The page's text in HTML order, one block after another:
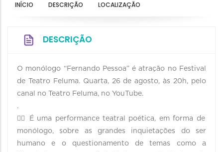
INÍCIO DESCRIÇÃO LOCALIZAÇÃO
DESCRIÇÃO
O monólogo “Fernando Pessoa” é atração no Festival
de Teatro Feluma. Quarta, 26 de agosto, às 20h, pelo
canal no Teatro Feluma, no YouTube.
.
👉🏻 É uma performance teatral poética, em forma de
monólogo, sobre as grandes inquietações do ser
humano e o questionamento de temas como a